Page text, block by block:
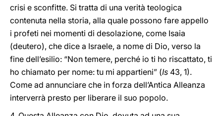
crisi e sconfitte. Si tratta di una verità teologica
contenuta nella storia, alla quale possono fare appello
i profeti nei momenti di desolazione, come Isaia
(deutero), che dice a Israele, a nome di Dio, verso la
fine dell’esilio: “Non temere, perché io ti ho riscattato, ti
ho chiamato per nome: tu mi appartieni” (Is 43, 1).
Come ad annunciare che in forza dell’Antica Alleanza
interverrà presto per liberare il suo popolo.